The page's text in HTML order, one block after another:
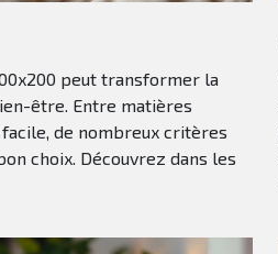
peut transformer la
être. Entre matières
de nombreux critères
choix. Découvrez dans les